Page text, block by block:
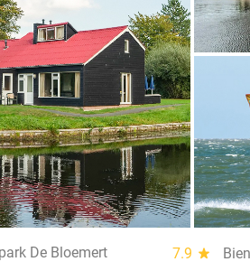
De Bloemert 7.9 star
Bien